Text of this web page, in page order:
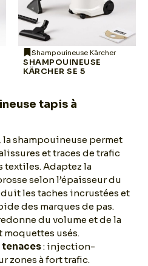
Shampouineuse Kärcher
SHAMPOUINEUSE
KÄRCHER SE 5
tapis à
shampouineuse permet
et traces de trafic
textiles. Adaptez la
selon l’épaisseur du
les taches incrustées et
des marques de pas.
du volume et de la
moquettes usés.
tenaces: injection-
zones à fort trafic.